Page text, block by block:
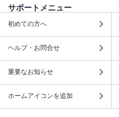
サポートメニュー
初めての方へ
ヘルプ・お問合せ
重要なお知らせ
ホームアイコンを追加